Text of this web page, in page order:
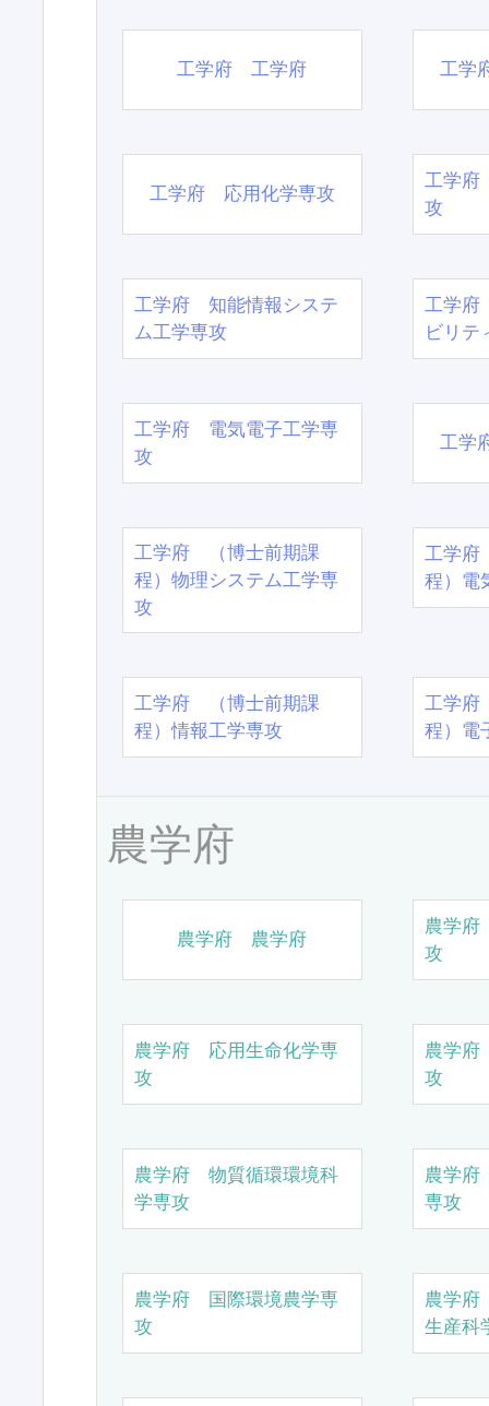
工学府 工学府 工学
工学府 応用化学専攻
工学府
攻
工学府 知能情報システ
ム工学専攻
工学府
ビリテ
工学府 電気電子工学専
攻
工学
工学府 （博士前期課
程）物理システム工学専
攻
工学
程）電
工学府 （博士前期課
程）情報工学専攻
工学
程）電
農学府
農学府 農学府
農学
攻
農学府 応用生命化学専
攻
農学
攻
農学府 物質循環環境科
学専攻
農学
専攻
農学府 国際環境農学専
攻
農学
生産科